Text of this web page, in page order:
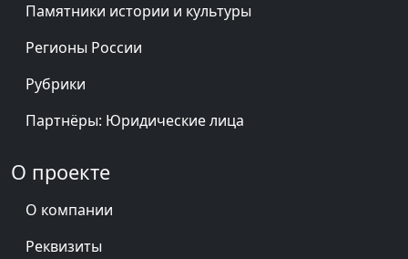
Памятники истории и культуры
Регионы России
Рубрики
Партнёры: Юридические лица
О проекте
О компании
Реквизиты